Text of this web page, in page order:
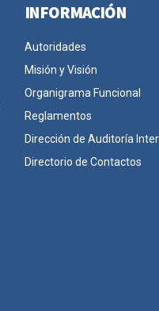
INFORMACIÓN
Autoridades
Misión y Visión
Organigrama Funcional
Reglamentos
Dirección de Auditoría
Directorio de Contactos